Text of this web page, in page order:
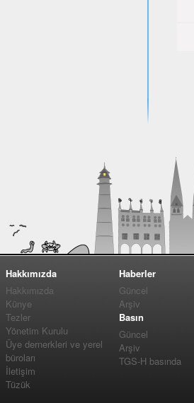
Hakkımızda
Hakkımızda
Künye
Tezler
Yönetim Kurulu
Üye dernerkleri ve yerel
büroları
İletişim
Tüzük
Haberler
Güncel
Arşiv
Basın
Güncel
Arşiv
TGS-H basında